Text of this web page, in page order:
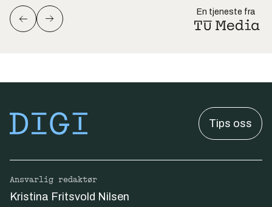
En tjeneste fra
Tips oss
Ansvarlig redaktør
Kristina Fritsvold Nilsen